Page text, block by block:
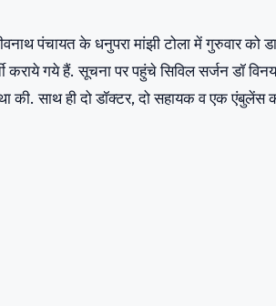
पंचायत के धनुपरा मांझी टोला में गुरुवार को
गये हैं. सूचना पर पहुंचे सिविल सर्जन डॉ
की. साथ ही दो डॉक्टर, दो सहायक व एक एंबुलेंस